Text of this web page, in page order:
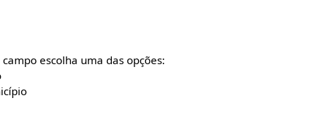
escolha uma das opções: